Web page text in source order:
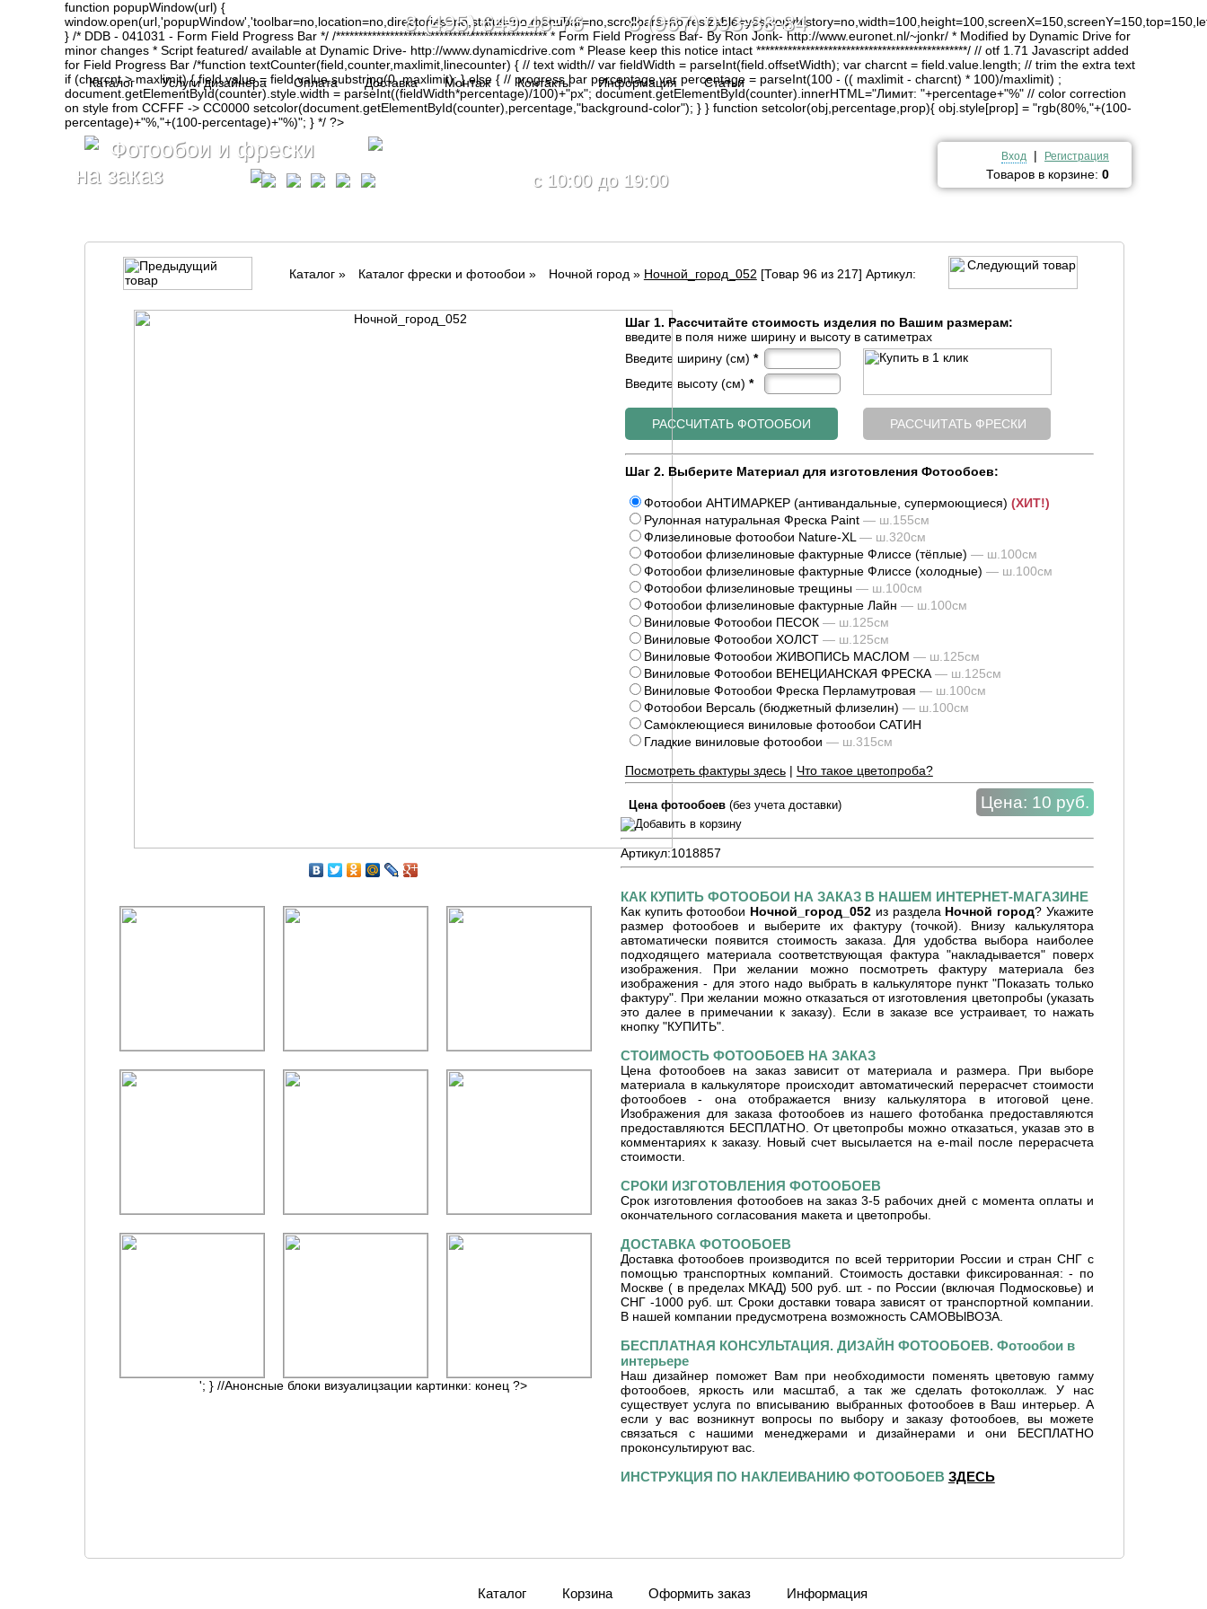
function popupWindow(url) {
} /* DDB - 041031 - Form Field Progress Bar */ /*********************************************** * Form Field Progress Bar- By Ron Jonk- http://www.euronet.nl/~jonkr/ * Modified by Dynamic Drive for
minor changes * Script featured/ available at Dynamic Drive- http://www.dynamicdrive.com * Please keep this notice intact ***********************************************/ // otf 1.71 Javascript added
for Field Progress Bar /*function textCounter(field,counter,maxlimit,linecounter) { // text width// var fieldWidth = parseInt(field.offsetWidth); var charcnt = field.value.length; // trim the extra text
if (charcnt > maxlimit) { field.value = field.value.substring(0, maxlimit); } else { // progress bar percentage var percentage = parseInt(100 - (( maxlimit - charcnt) * 100)/maxlimit) ;
document.getElementById(counter).style.width = parseInt((fieldWidth*percentage)/100)+"px"; document.getElementById(counter).innerHTML="Лимит: "+percentage+"%" // color correction
on style from CCFFF -> CC0000 setcolor(document.getElementById(counter),percentage,"background-color"); } } function setcolor(obj,percentage,prop){ obj.style[prop] = "rgb(80%,"+(100-
percentage)+"%,"+(100-percentage)+"%)"; } */ ?>
Фотообои и фрески
на заказ
8 (495) 649-48-76 8 (967) 093-88-84
c 10:00 до 19:00
Вход | Регистрация
Товаров в корзине: 0
Каталог Услуги дизайнера Оплата Доставка Монтаж Контакты Информация Статьи
Каталог» Каталог фрески и фотообои » Ночной город » Ночной_город_052 [Товар 96 из 217] Артикул:
'; } //Анонсные блоки визуалицзации картинки: конец ?>
Шаг 1. Рассчитайте стоимость изделия по Вашим размерам:
введите в поля ниже ширину и высоту в сатиметрах
Введите ширину (см) *
Введите высоту (см) *
Шаг 2. Выберите Материал для изготовления Фотообоев:
Фотообои АНТИМАРКЕР (антивандальные, супермоющиеся) (ХИТ!)
Рулонная натуральная Фреска Paint — ш.155см
Флизелиновые фотообои Nature-XL — ш.320см
Фотообои флизелиновые фактурные Флиссе (тёплые) — ш.100см
Фотообои флизелиновые фактурные Флиссе (холодные) — ш.100см
Фотообои флизелиновые трещины — ш.100см
Фотообои флизелиновые фактурные Лайн — ш.100см
Виниловые Фотообои ПЕСОК — ш.125см
Виниловые Фотообои ХОЛСТ — ш.125см
Виниловые Фотообои ЖИВОПИСЬ МАСЛОМ — ш.125см
Виниловые Фотообои ВЕНЕЦИАНСКАЯ ФРЕСКА — ш.125см
Виниловые Фотообои Фреска Перламутровая — ш.100см
Фотообои Версаль (бюджетный флизелин) — ш.100см
Самоклеющиеся виниловые фотообои САТИН
Гладкие виниловые фотообои — ш.315см
Посмотреть фактуры здесь| Что такое цветопроба?
Цена фотообоев (без учета доставки) Цена: 10 руб.
Артикул:1018857
КАК КУПИТЬ ФОТООБОИ НА ЗАКАЗ В НАШЕМ ИНТЕРНЕТ-МАГАЗИНЕ
Как купить фотообои Ночной_город_052 из раздела Ночной город? Укажите
размер фотообоев и выберите их фактуру (точкой). Внизу калькулятора
автоматически появится стоимость заказа. Для удобства выбора наиболее
подходящего материала соответствующая фактура "накладывается" поверх
изображения. При желании можно посмотреть фактуру материала без
изображения - для этого надо выбрать в калькуляторе пункт "Показать только
фактуру". При желании можно отказаться от изготовления цветопробы (указать
это далее в примечании к заказу). Если в заказе все устраивает, то нажать
кнопку "КУПИТЬ".
СТОИМОСТЬ ФОТООБОЕВ НА ЗАКАЗ
Цена фотообоев на заказ зависит от материала и размера. При выборе
материала в калькуляторе происходит автоматический перерасчет стоимости
фотообоев - она отображается внизу калькулятора в итоговой цене.
Изображения для заказа фотообоев из нашего фотобанка предоставляются
предоставляются БЕСПЛАТНО. От цветопробы можно отказаться, указав это в
комментариях к заказу. Новый счет высылается на e-mail после перерасчета
стоимости.
СРОКИ ИЗГОТОВЛЕНИЯ ФОТООБОЕВ
Срок изготовления фотообоев на заказ 3-5 рабочих дней с момента оплаты и
окончательного согласования макета и цветопробы.
ДОСТАВКА ФОТООБОЕВ
Доставка фотообоев производится по всей территории России и стран СНГ с
помощью транспортных компаний. Стоимость доставки фиксированная: - по
Москве ( в пределах МКАД) 500 руб. шт. - по России (включая Подмосковье) и
СНГ -1000 руб. шт. Сроки доставки товара зависят от транспортной компании.
В нашей компании предусмотрена возможность САМОВЫВОЗА.
БЕСПЛАТНАЯ КОНСУЛЬТАЦИЯ. ДИЗАЙН ФОТООБОЕВ. Фотообои в
интерьере
Наш дизайнер поможет Вам при необходимости поменять цветовую гамму
фотообоев, яркость или масштаб, а так же сделать фотоколлаж. У нас
существует услуга по вписыванию выбранных фотообоев в Ваш интерьер. А
если у вас возникнут вопросы по выбору и заказу фотообоев, вы можете
связаться с нашими менеджерами и дизайнерами и они БЕСПЛАТНО
проконсультируют вас.
ИНСТРУКЦИЯ ПО НАКЛЕИВАНИЮ ФОТООБОЕВ ЗДЕСЬ
Каталог Корзина Оформить заказ Информация